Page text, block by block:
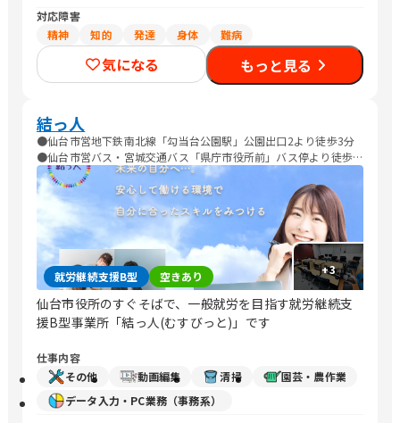
対応障害
精神
知的 発達 身体 難病
気になる もっと見る
結っ人
●仙台市営地下鉄南北線「勾当台公園駅」公園出口2より徒歩3分
●仙台市営バス・宮城交通バス「県庁市役所前」バス停より徒歩6
分 ●仙台市営バス・宮城交通バス「定禅寺通市役所前」バス停よ
り徒歩4分 ●仙台市営バス・宮城交通バス「春日町」バス停より徒
歩6分
+3
就労継続支援B型 空きあり
仙台市役所のすぐそばで、一般就労を目指す就労継続支
援B型事業所「結っ人(むすびっと)」です
仕事内容
その他
動画編集 清掃
園芸・農作業
データ入力・PC業務（事務系）